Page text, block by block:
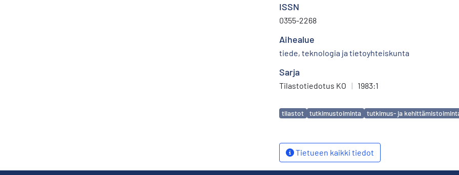
ISSN
0355-2268
Aihealue
tiede, teknologia ja tietoyhteiskunta
Sarja
Tilastotiedotus KO | 1983:1
Avainsanat
tilastot tutkimustoiminta tutkimus- ja
Tietueen kaikki tiedot